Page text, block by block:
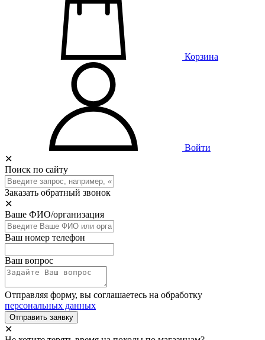
Корзина
Войти
✕
Поиск по сайту
Заказать обратный звонок
✕
Ваше ФИО/организация
Ваш номер телефон
Ваш вопрос
Отправляя форму, вы соглашаетесь на обработку
персональных данных
Отправить заявку
✕